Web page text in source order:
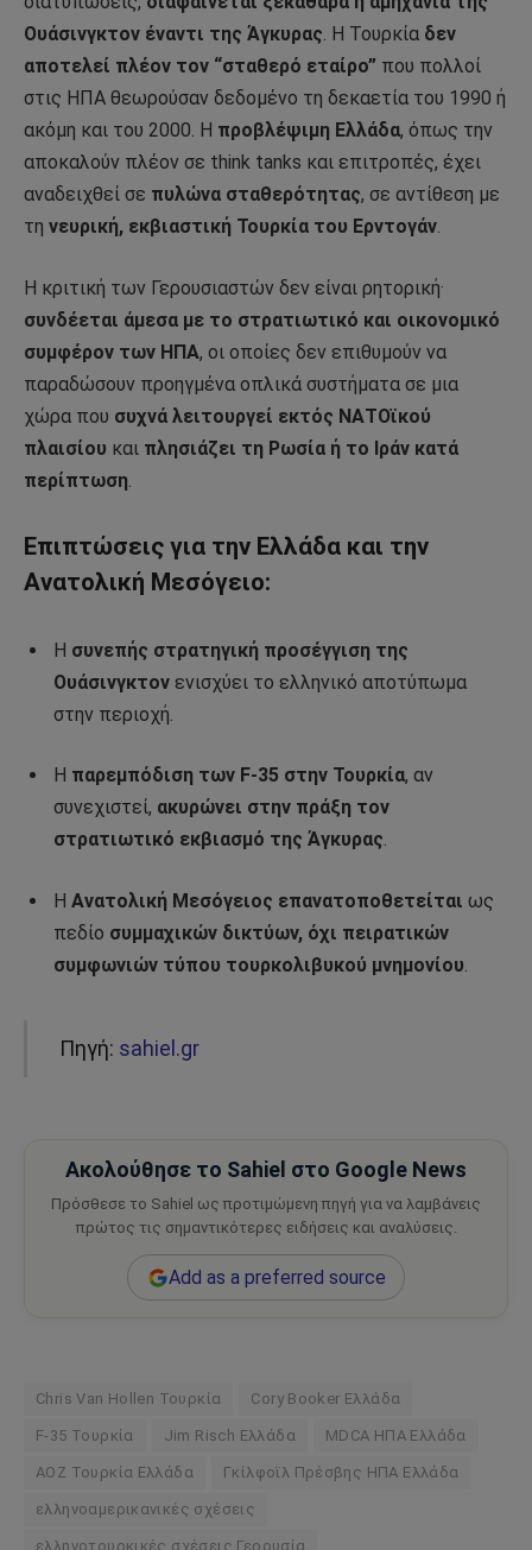
Ουάσινγκτον έναντι της Άγκυρας. Η Τουρκία δεν
αποτελεί πλέον τον “σταθερό εταίρο” που πολλοί
στις ΗΠΑ θεωρούσαν δεδομένο τη δεκαετία του 1990 ή
ακόμη και του 2000. Η προβλέψιμη Ελλάδα, όπως την
αποκαλούν πλέον σε think tanks και επιτροπές, έχει
αναδειχθεί σε πυλώνα σταθερότητας, σε αντίθεση με
τη νευρική, εκβιαστική Τουρκία του Ερντογάν.
Η κριτική των Γερουσιαστών δεν είναι ρητορική·
συνδέεται άμεσα με το στρατιωτικό και οικονομικό
συμφέρον των ΗΠΑ, οι οποίες δεν επιθυμούν να
παραδώσουν προηγμένα οπλικά συστήματα σε μια
χώρα που συχνά λειτουργεί εκτός ΝΑΤΟϊκού
πλαισίου και πλησιάζει τη Ρωσία ή το Ιράν κατά
περίπτωση
Επιπτώσεις για την Ελλάδα και την
Ανατολική Μεσόγειο:
Η συνεπής στρατηγική προσέγγιση της
Ουάσινγκτον ενισχύει το ελληνικό αποτύπωμα
στην περιοχή.
Η παρεμπόδιση των F-35 στην Τουρκία, αν
συνεχιστεί, ακυρώνει στην πράξη τον
στρατιωτικό εκβιασμό της Άγκυρας.
Η Ανατολική Μεσόγειος επανατοποθετείται ως
πεδίο συμμαχικών δικτύων, όχι πειρατικών
συμφωνιών τύπου τουρκολιβυκού μνημονίου.
Πηγή: sahiel.gr
Ακολούθησε το Sahiel στο Google News
Πρόσθεσε το Sahiel ως προτιμώμενη πηγή για να λαμβάνεις
πρώτος τις σημαντικότερες ειδήσεις και αναλύσεις.
Add as a preferred source
Chris Van Hollen Τουρκία Cory Booker Ελλάδα
F-35 Τουρκία Jim Risch Ελλάδα MDCA ΗΠΑ Ελλάδα
ΑΟΖ Τουρκία Ελλάδα Γκίλφοϊλ Πρέσβης ΗΠΑ Ελλάδα
ελληνοαμερικανικές σχέσεις
ελληνοτουρκικές σχέσεις Γερουσία